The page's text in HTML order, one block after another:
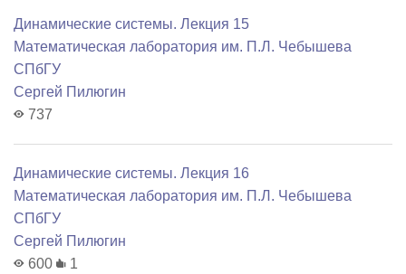
Динамические системы. Лекция 15
Математичеcкая лаборатория им. П.Л. Чебышева
СПбГУ
Сергей Пилюгин
737
Динамические системы. Лекция 16
Математичеcкая лаборатория им. П.Л. Чебышева
СПбГУ
Сергей Пилюгин
600
1